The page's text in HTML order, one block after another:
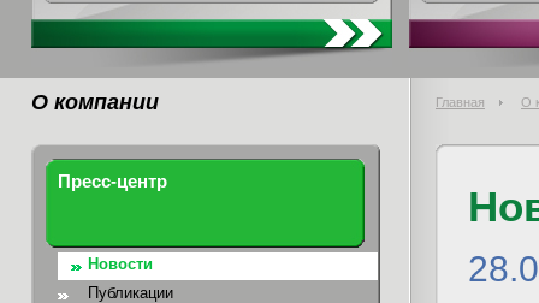
О компании Главная О
Пресс-центр
Новости
Публикации